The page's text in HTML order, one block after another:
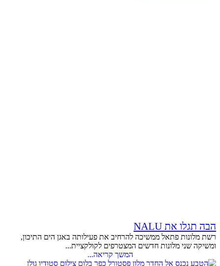
הבה תגלו את NALU
רשת מלונות פתאל ממשיכה להרחיב את פעילותה באגן הים התיכון,
ומשיקה שני מלונות חדשים המצטרפים לקולקציית...
המשך קריאה...